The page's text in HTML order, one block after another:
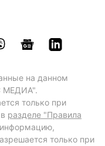
на данном
МЕДИА".
только при
разделе "Правила
только при